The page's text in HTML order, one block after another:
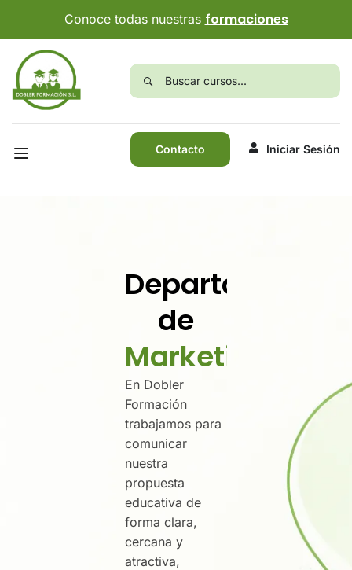
Conoce todas nuestras formaciones
Contacto Iniciar Sesión
Departamento
de
Marketing
En Dobler
Formación
trabajamos para
comunicar
nuestra
propuesta
educativa de
forma clara,
cercana y
atractiva,